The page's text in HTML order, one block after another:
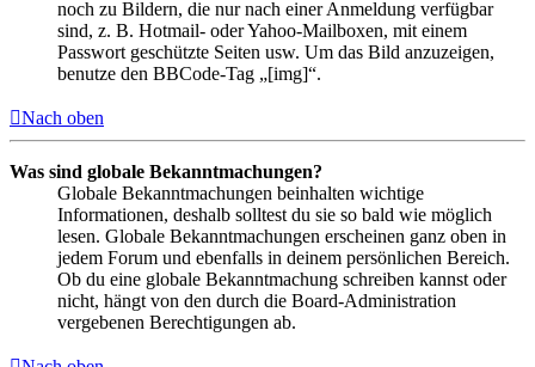
noch zu Bildern, die nur nach einer Anmeldung verfügbar
sind, z. B. Hotmail- oder Yahoo-Mailboxen, mit einem
Passwort geschützte Seiten usw. Um das Bild anzuzeigen,
benutze den BBCode-Tag „[img]“.
Nach oben
Was sind globale Bekanntmachungen?
Globale Bekanntmachungen beinhalten wichtige
Informationen, deshalb solltest du sie so bald wie möglich
lesen. Globale Bekanntmachungen erscheinen ganz oben in
jedem Forum und ebenfalls in deinem persönlichen Bereich.
Ob du eine globale Bekanntmachung schreiben kannst oder
nicht, hängt von den durch die Board-Administration
vergebenen Berechtigungen ab.